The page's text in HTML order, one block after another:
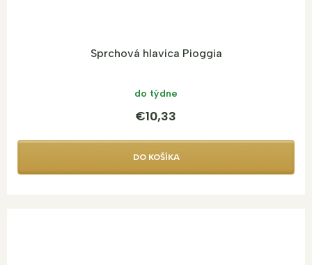
Sprchová hlavica Pioggia
do týdne
€10,33
DO KOŠÍKA